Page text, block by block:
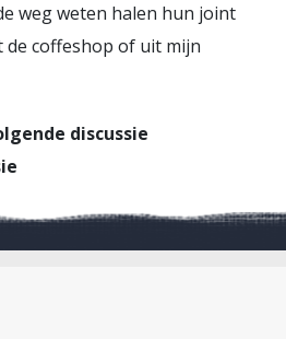
weg weten halen hun joint
de coffeshop of uit mijn
discussie